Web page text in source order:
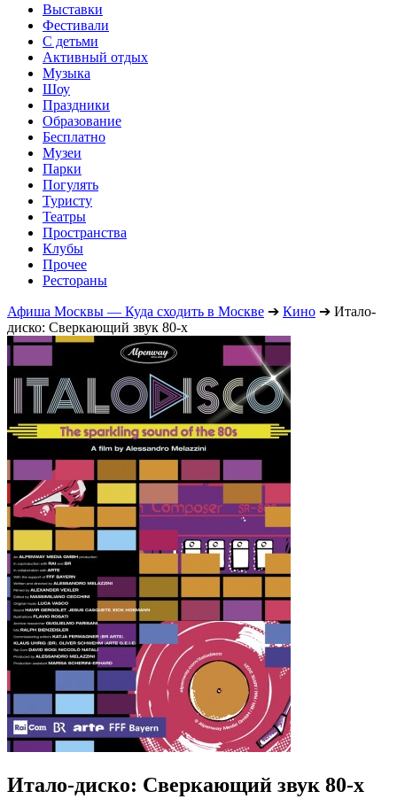
Выставки
Фестивали
С детьми
Активный отдых
Музыка
Шоу
Праздники
Образование
Бесплатно
Музеи
Парки
Погулять
Туристу
Театры
Пространства
Клубы
Прочее
Рестораны
Афиша Москвы — Куда сходить в Москве ➔ Кино ➔ Итало-
диско: Сверкающий звук 80-х
Итало-диско: Сверкающий звук 80-х